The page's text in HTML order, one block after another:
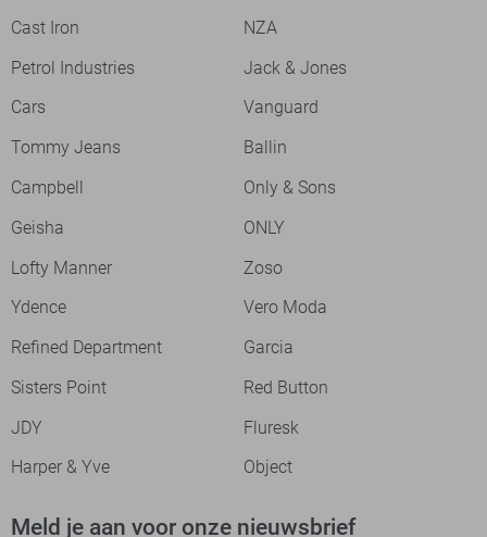
Cast Iron
NZA
Petrol Industries
Jack & Jones
Cars
Vanguard
Tommy Jeans
Ballin
Campbell
Only & Sons
Geisha
ONLY
Lofty Manner
Zoso
Ydence
Vero Moda
Refined Department
Garcia
Sisters Point
Red Button
JDY
Fluresk
Harper & Yve
Object
Meld je aan voor onze nieuwsbrief